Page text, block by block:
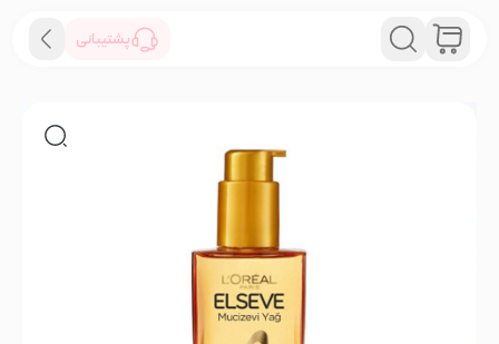
پشتیبانی